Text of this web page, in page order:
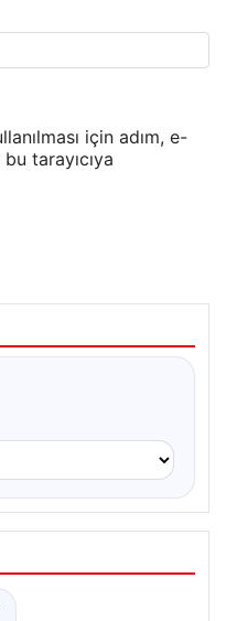
için adım, e-
tarayıcıya